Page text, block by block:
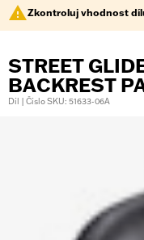
Zkontroluj vhodnost
STREET
BACKREST
Díl | Číslo SKU: 51633-06A